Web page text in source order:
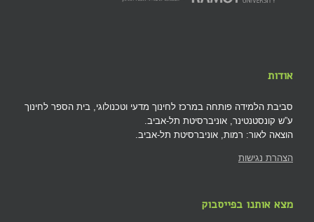
אודות
סביבת הלמידה פותחה במרכז לחינוך מדעי וטכנולוגי, בית הספר לחינוך
ע”ש קונסטנטינר, אוניברסיטת תל-אביב.
הוצאה לאור: רמות, אוניברסיטת תל-אביב.
הצהרת נגישות
מצא אותנו בפייסבוק